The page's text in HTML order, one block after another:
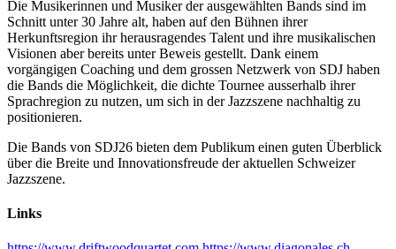
Die Musikerinnen und Musiker der ausgewählten Bands sind im
Schnitt unter 30 Jahre alt, haben auf den Bühnen ihrer
Herkunftsregion ihr herausragendes Talent und ihre musikalischen
Visionen aber bereits unter Beweis gestellt. Dank einem
vorgängigen Coaching und dem grossen Netzwerk von SDJ haben
die Bands die Möglichkeit, die dichte Tournee ausserhalb ihrer
Sprachregion zu nutzen, um sich in der Jazzszene nachhaltig zu
positionieren.
Die Bands von SDJ26 bieten dem Publikum einen guten Überblick
über die Breite und Innovationsfreude der aktuellen Schweizer
Jazzszene.
Links